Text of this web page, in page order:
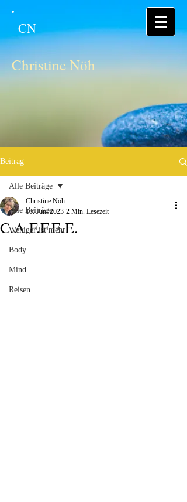
CN
Christine Nöh
Beitrag
Alle Beiträge
Weniger ist mehr
Body
Mind
Reisen
Alle Beiträge
C.A.F.F.E.E.
Christine Nöh
10. Juni 2023 2 Min. Lesezeit